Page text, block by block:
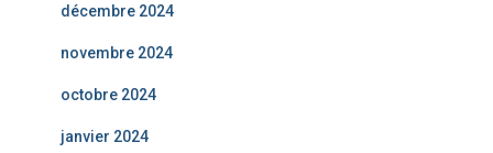
décembre 2024
novembre 2024
octobre 2024
janvier 2024